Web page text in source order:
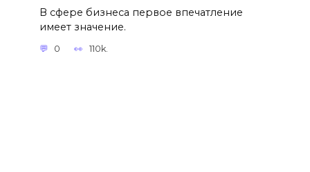
В сфере бизнеса первое впечатление
имеет значение.
0 110k.